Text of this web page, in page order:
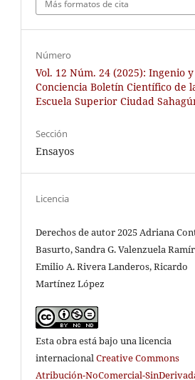
Más formatos de cita
Número
Vol. 12 Núm. 24 (2025): Ingenio y
Conciencia Boletín Científico de
Escuela Superior Ciudad
Sección
Ensayos
Licencia
Derechos de autor 2025 Adriana
Basurto, Sandra G. Valenzuela
Emilio A. Rivera Landeros, Ricardo
Martínez López
Esta obra está bajo una licencia
internacionalCreative Commons
Atribución-NoComercial-